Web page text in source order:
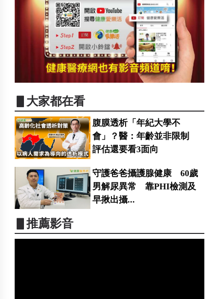
▋大家都在看
腹膜透析「年紀大學不
會」？醫：年齡並非限制
評估還要看3面向
守護爸爸攝護腺健康 60歲
男解尿異常 靠PHI檢測及
早揪出攝...
▋推薦影音